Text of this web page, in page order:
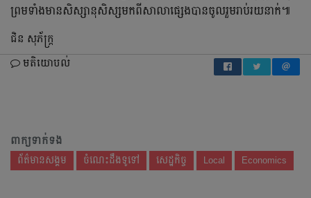
ព្រមទាំងមានសិស្សានុសិស្សមកពីសាលាផ្សេងបានចូលរួមរាប់រយនាក់៕
ជិន សុភ័ក្ដ្រ
មតិយោបល់
ពាក្យទាក់ទង
ព័ត៌មានសង្គម ចំណេះដឹងទូទៅ សេដ្ឋកិច្ច Local Economics